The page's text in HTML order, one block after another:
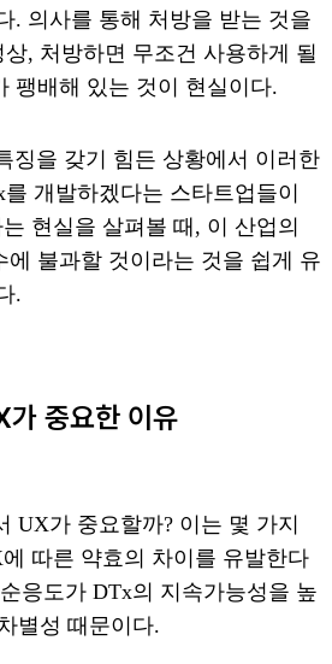
. 의사를 통해 처방을 받는 것을
, 처방하면 무조건 사용하게 될
팽배해 있는 것이 현실이다.
징을 갖기 힘든 상황에서 이러한
개발하겠다는 스타트업들이
현실을 살펴볼 때, 이 산업의
에 불과할 것이라는 것을 쉽게 유
.
중요한 이유
UX가 중요할까? 이는 몇 가지
따른 약효의 차이를 유발한다
응도가 DTx의 지속가능성을 높
별성 때문이다.